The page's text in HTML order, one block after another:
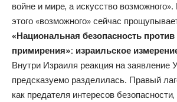
войне и мире, а искусство
этого «возможного» сейчас
«Национальная безопасность
примирения»: израильское
Внутри Израиля реакция на заявление
предсказуемо разделилась. Правый
как предателя интересов